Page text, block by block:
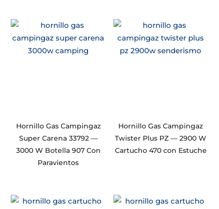
Hornillo Gas Campingaz
Super Carena 33792 —
3000 W Botella 907 Con
Paravientos
Hornillo Gas Campingaz
Twister Plus PZ — 2900 W
Cartucho 470 con Estuche